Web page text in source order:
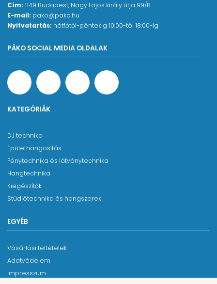
Cím: 1149 Budapest, Nagy Lajos király útja 99/B.
E-mail: pako@pako.hu
Nyitvatartás: hétfőtől-péntekig 10:00-tól 18:00-ig
PÁKO SOCIAL MEDIA OLDALAK
KATEGÓRIÁK
DJ technika
Épülethangosítás
Fénytechnika és látványtechnika
Hangtechnika
Kiegészítők
Stúdiótechnika és hangszerek
EGYÉB
Vásárlási feltételek
Adatvédelem
Impresszum